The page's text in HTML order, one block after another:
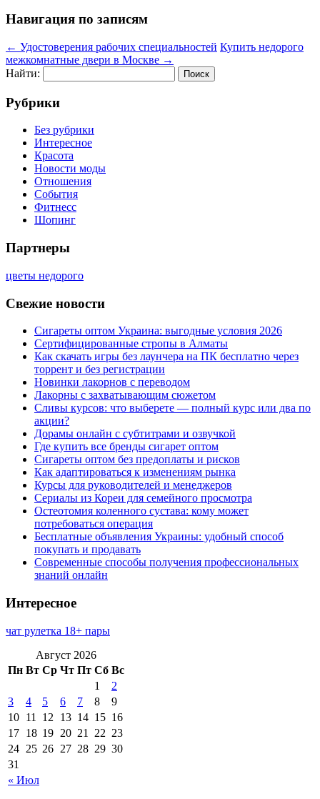
Навигация по записям
← Удостоверения рабочих специальностей Купить недорого
межкомнатные двери в Москве →
Найти:
Рубрики
Без рубрики
Интересное
Красота
Новости моды
Отношения
События
Фитнесс
Шопинг
Партнеры
цветы недорого
Свежие новости
Сигареты оптом Украина: выгодные условия 2026
Сертифицированные стропы в Алматы
Как скачать игры без лаунчера на ПК бесплатно через
торрент и без регистрации
Новинки лакорнов с переводом
Лакорны с захватывающим сюжетом
Сливы курсов: что выберете — полный курс или два по
акции?
Дорамы онлайн с субтитрами и озвучкой
Где купить все бренды сигарет оптом
Сигареты оптом без предоплаты и рисков
Как адаптироваться к изменениям рынка
Курсы для руководителей и менеджеров
Сериалы из Кореи для семейного просмотра
Остеотомия коленного сустава: кому может
потребоваться операция
Бесплатные объявления Украины: удобный способ
покупать и продавать
Современные способы получения профессиональных
знаний онлайн
Интересное
чат рулетка 18+ пары
Август 2026
Пн Вт Ср Чт Пт Сб Вс
« Июл
1
2
3
4 5 6 7 8
9
10 11 12 13 14 15 16
17 18 19 20 21 22 23
24 25 26 27 28 29 30
31